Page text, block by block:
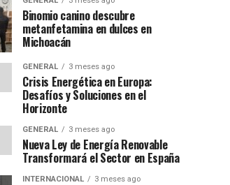
Binomio canino descubre
metanfetamina en dulces en
Michoacán
GENERAL 3 meses ago
Crisis Energética en Europa:
Desafíos y Soluciones en el
Horizonte
GENERAL 3 meses ago
Nueva Ley de Energía Renovable
Transformará el Sector en España
INTERNACIONAL 3 meses ago